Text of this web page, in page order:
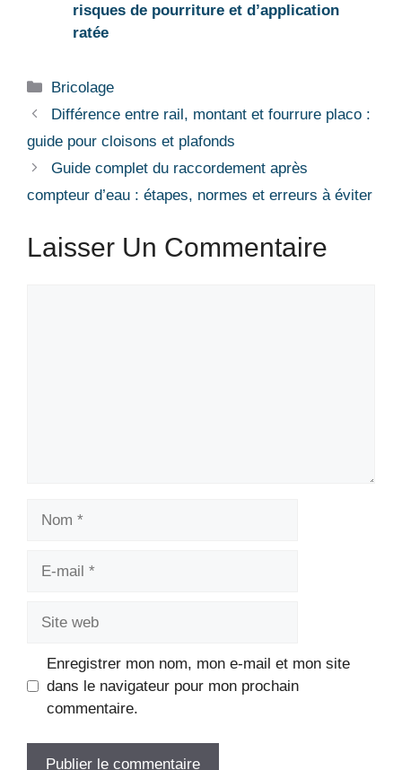
risques de pourriture et d’application
ratée
Catégories
Bricolage
Différence entre rail, montant et fourrure placo :
guide pour cloisons et plafonds
Guide complet du raccordement après
compteur d’eau : étapes, normes et erreurs à éviter
Laisser Un Commentaire
Enregistrer mon nom, mon e-mail et mon site
dans le navigateur pour mon prochain
commentaire.